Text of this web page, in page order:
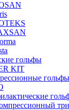
гольфы
KIT